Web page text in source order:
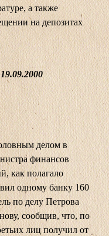
а также
на депозитах
делом в
финансов
как полагало
одному банку 160
по делу Петрова
сообщив, что, по
лиц получил от